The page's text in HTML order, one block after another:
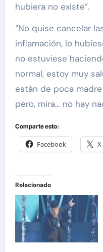
hubiera no existe”.
“No quise cancelar
inflamación, lo
no estuviese
normal, estoy muy
están de poca
pero, mira… no hay
Comparte esto:
Facebook X
Relacionado